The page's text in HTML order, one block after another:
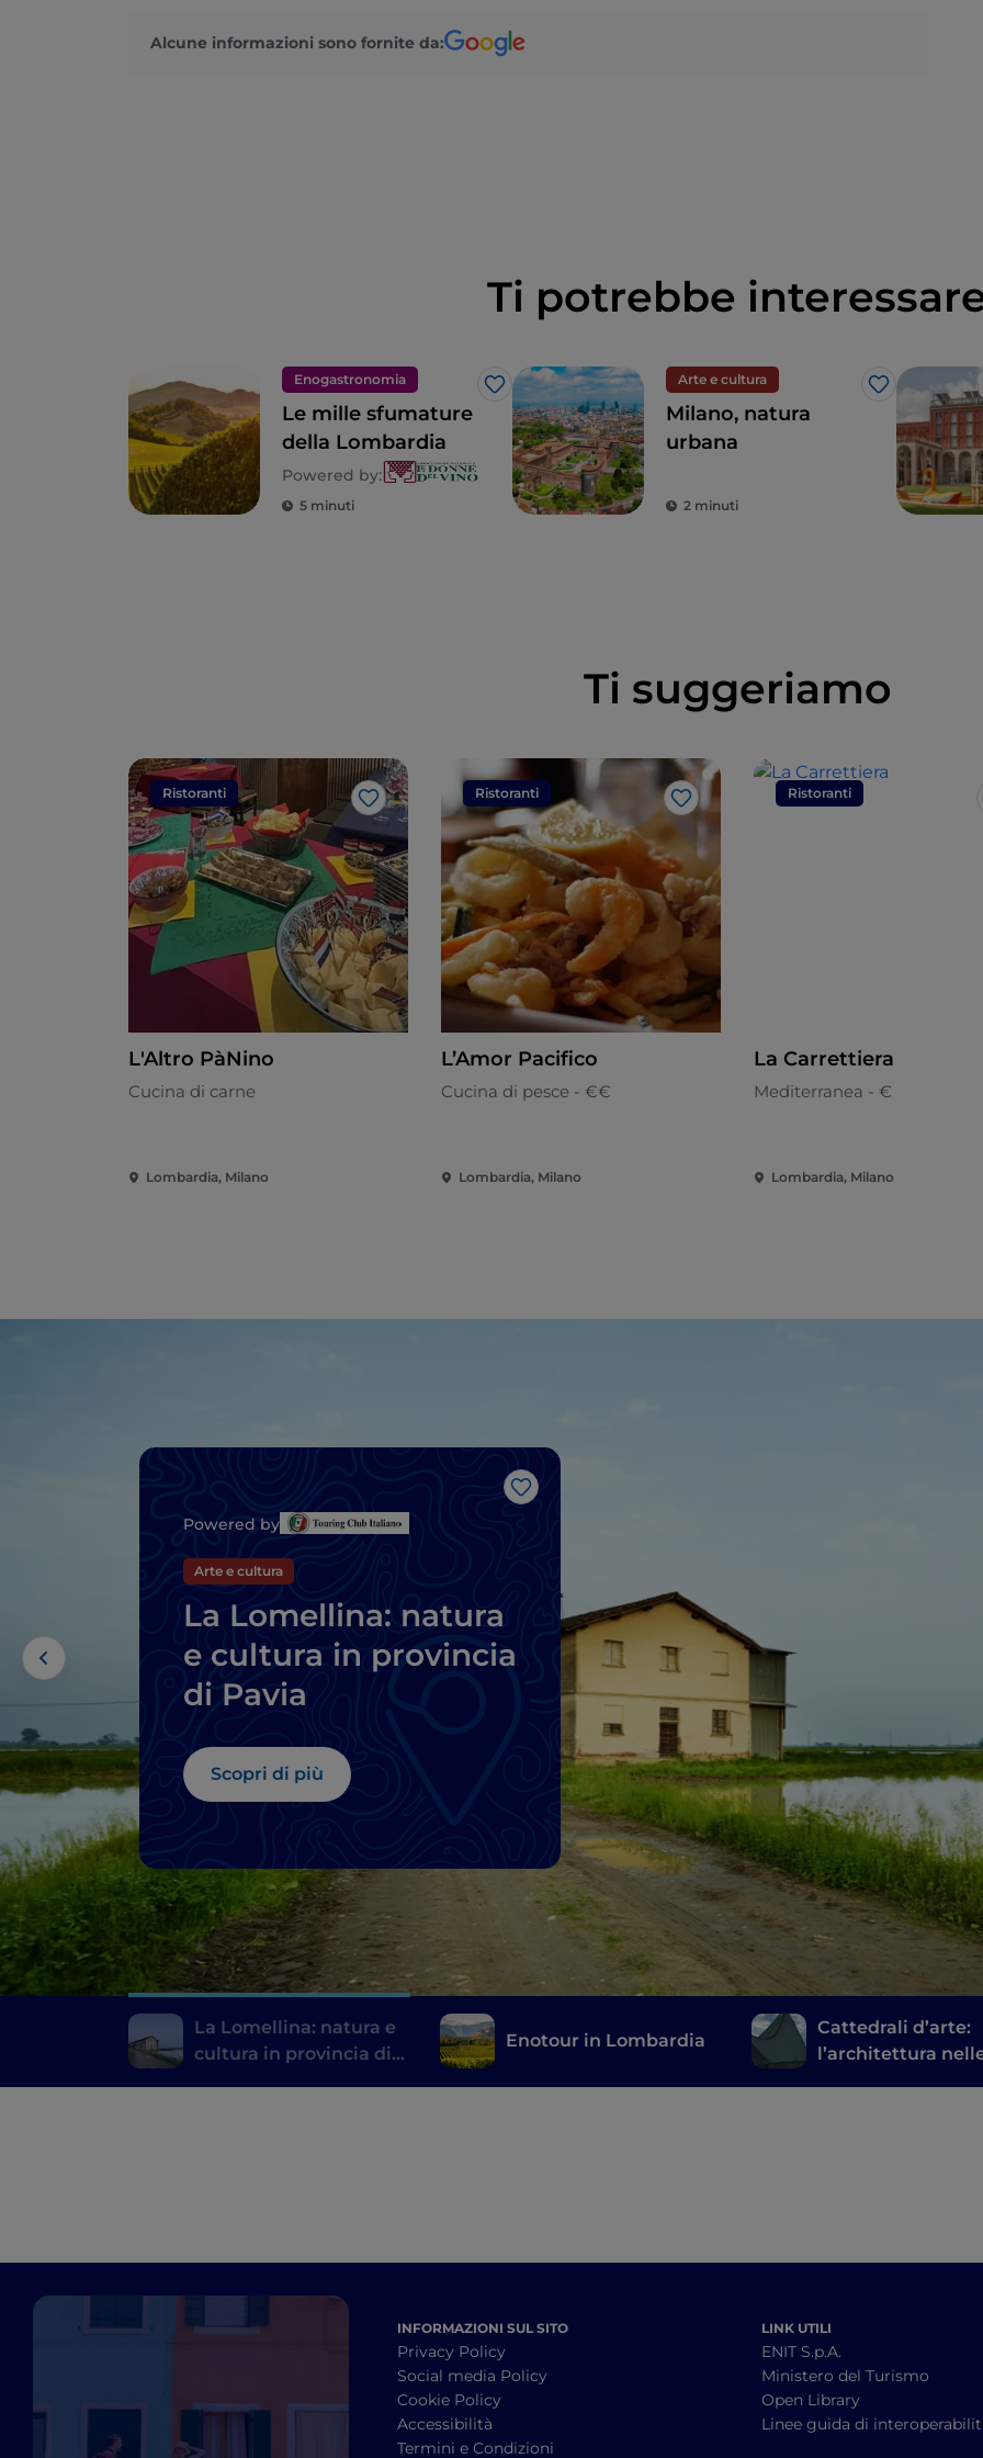
Alcune informazioni sono fornite da:
Ti potrebbe
Enogastronomia
Like
Le mille sfumature
della Lombardia
Powered by:
5 minuti
Arte e cultura
Like
Milano, natura
urbana
2 minuti
Ti suggeriamo
Ristoranti
Like
L'Altro PàNino
Cucina di carne
Lombardia, Milano
Ristoranti
Like
L’Amor Pacifico
Cucina di pesce - €€
Lombardia, Milano
Ristoranti
La Carrettiera
Mediterranea - €
Lombardia, Milano
Like
Powered by
Arte e cultura
La Lomellina: natura
e cultura in provincia
di Pavia
Scopri di più
La Lomellina: natura e
cultura in provincia di
Enotour in Lombardia
Cattedrali d’arte:
l’architettura
INFORMAZIONI SUL SITO
Privacy Policy
Social media Policy
Cookie Policy
Accessibilità
Termini e Condizioni
LINK UTILI
ENIT S.p.A.
Ministero del Turismo
Open Library
Linee guida di